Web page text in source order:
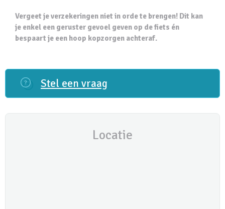
Vergeet je verzekeringen niet in orde te brengen! Dit kan
je enkel een geruster gevoel geven op de fiets én
bespaart je een hoop kopzorgen achteraf.
Stel een vraag
Locatie